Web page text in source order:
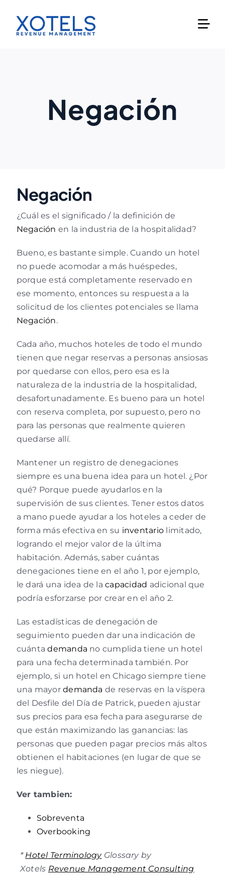
content
Negación
Negación
¿Cuál es el significado / la definición de
Negación en la industria de la hospitalidad?
Bueno, es bastante simple. Cuando un hotel
no puede acomodar a más huéspedes,
porque está completamente reservado en
ese momento, entonces su respuesta a la
solicitud de los clientes potenciales se llama
Negación.
Cada año, muchos hoteles de todo el mundo
tienen que negar reservas a personas ansiosas
por quedarse con ellos, pero esa es la
naturaleza de la industria de la hospitalidad,
desafortunadamente. Es bueno para un hotel
con reserva completa, por supuesto, pero no
para las personas que realmente quieren
quedarse allí.
Mantener un registro de denegaciones
siempre es una buena idea para un hotel. ¿Por
qué? Porque puede ayudarlos en la
supervisión de sus clientes. Tener estos datos
a mano puede ayudar a los hoteles a ceder de
forma más efectiva en su inventario limitado,
logrando el mejor valor de la última
habitación. Además, saber cuántas
denegaciones tiene en el año 1, por ejemplo,
le dará una idea de lacapacidad adicional que
podría esforzarse por crear en el año 2.
Las estadísticas de denegación de
seguimiento pueden dar una indicación de
cuántademanda no cumplida tiene un hotel
para una fecha determinada también. Por
ejemplo, si un hotel en Chicago siempre tiene
una mayordemanda de reservas en la víspera
del Desfile del Día de Patrick, pueden ajustar
sus precios para esa fecha para asegurarse de
que están maximizando las ganancias: las
personas que pueden pagar precios más altos
obtienen el habitaciones (en lugar de que se
les niegue).
Ver tambien:
Sobreventa
Overbooking
* Hotel TerminologyGlossary by
Xotels Revenue Management Consulting